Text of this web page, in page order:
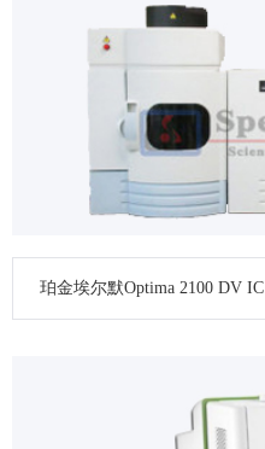
珀金埃尔默Optima 2100 DV IC